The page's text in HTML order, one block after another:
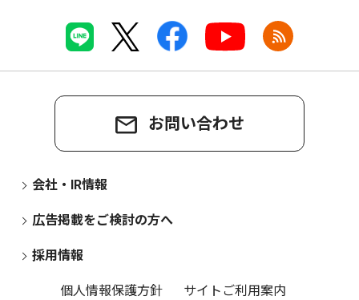
お問い合わせ
会社・IR情報
広告掲載をご検討の方へ
採用情報
個人情報保護方針
サイトご利用案内